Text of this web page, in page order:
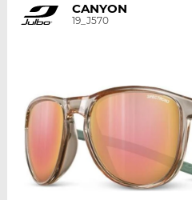
CANYON
19_J570